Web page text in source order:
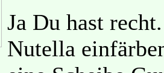
Ja Du hast
Nutella